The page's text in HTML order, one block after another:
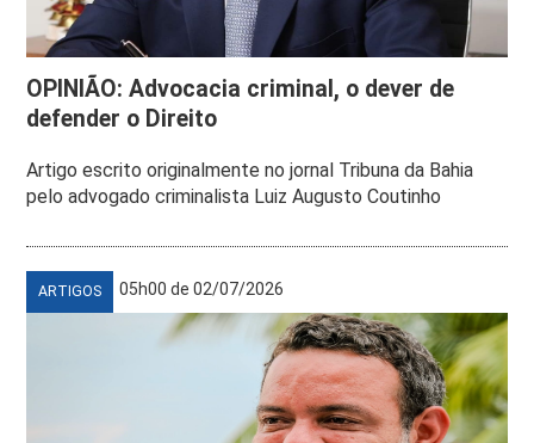
OPINIÃO: Advocacia criminal, o dever de
defender o Direito
Artigo escrito originalmente no jornal Tribuna da Bahia
pelo advogado criminalista Luiz Augusto Coutinho
ARTIGOS 05h00 de 02/07/2026